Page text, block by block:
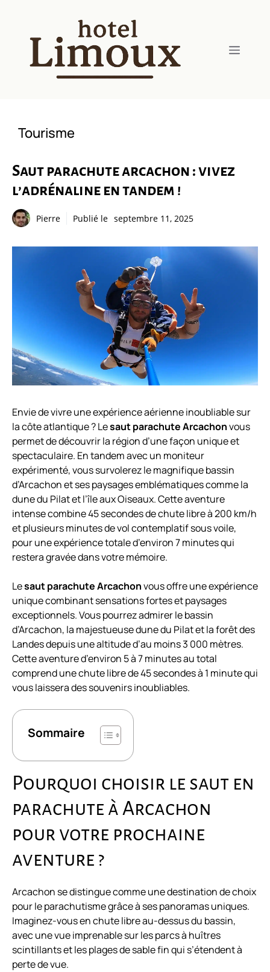
contenu
Menu
Tourisme
Saut parachute arcachon : vivez
l’adrénaline en tandem !
Pierre Publié le septembre 11, 2025
Envie de vivre une expérience aérienne inoubliable sur
la côte atlantique ? Lesaut parachute Arcachonvous
permet de découvrir la région d’une façon unique et
spectaculaire. En tandem avec un moniteur
expérimenté, vous survolerez le magnifique bassin
d’Arcachon et ses paysages emblématiques comme la
dune du Pilat et l’île aux Oiseaux. Cette aventure
intense combine 45 secondes de chute libre à 200 km/h
et plusieurs minutes de vol contemplatif sous voile,
pour une expérience totale d’environ 7 minutes qui
restera gravée dans votre mémoire.
Lesaut parachute Arcachonvous offre une expérience
unique combinant sensations fortes et paysages
exceptionnels. Vous pourrez admirer le bassin
d’Arcachon, la majestueuse dune du Pilat et la forêt des
Landes depuis une altitude d’au moins 3 000 mètres.
Cette aventure d’environ 5 à 7 minutes au total
comprend une chute libre de 45 secondes à 1 minute qui
vous laissera des souvenirs inoubliables.
Sommaire
Pourquoi choisir le saut en
parachute à Arcachon
pour votre prochaine
aventure ?
Arcachon se distingue comme une destination de choix
pour le parachutisme grâce à ses panoramas uniques.
Imaginez-vous en chute libre au-dessus du bassin,
avec une vue imprenable sur les parcs à huîtres
scintillants et les plages de sable fin qui s’étendent à
perte de vue.